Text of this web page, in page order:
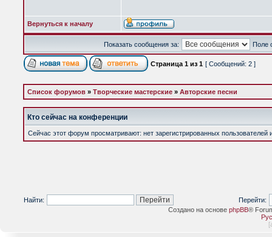
Вернуться к началу
Показать сообщения за: Поле
Страница 1 из 1 [ Сообщений: 2 ]
Список форумов » Творческие мастерские » Авторские песни
Кто сейчас на конференции
Сейчас этот форум просматривают: нет зарегистрированных пользователей
Найти:
Перейти:
Создано на основе phpBB®
[